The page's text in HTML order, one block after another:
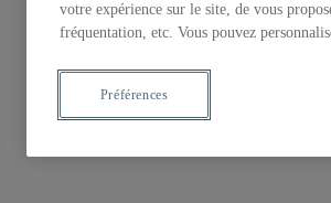
votre expérience sur le site, de vous
fréquentation, etc. Vous pouvez
Préférences